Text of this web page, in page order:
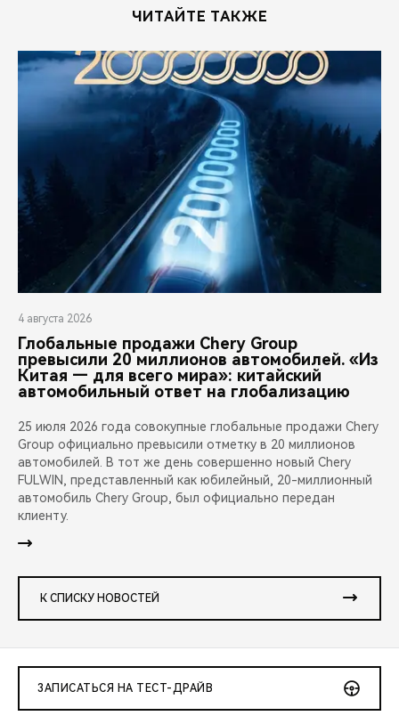
ЧИТАЙТЕ ТАКЖЕ
4 августа 2026
Глобальные продажи Chery Group
превысили 20 миллионов автомобилей. «Из
Китая — для всего мира»: китайский
автомобильный ответ на глобализацию
25 июля 2026 года совокупные глобальные продажи Chery
Group официально превысили отметку в 20 миллионов
автомобилей. В тот же день совершенно новый Chery
FULWIN, представленный как юбилейный, 20-миллионный
автомобиль Chery Group, был официально передан
клиенту.
К СПИСКУ НОВОСТЕЙ
ЗАПИСАТЬСЯ НА ТЕСТ-ДРАЙВ